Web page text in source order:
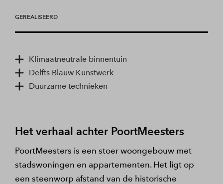
GEREALISEERD
Klimaatneutrale binnentuin
Delfts Blauw Kunstwerk
Duurzame technieken
Het verhaal achter PoortMeesters
PoortMeesters is een stoer woongebouw met
stadswoningen en appartementen. Het ligt op
een steenworp afstand van de historische